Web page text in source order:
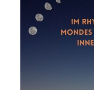
KONTAKT